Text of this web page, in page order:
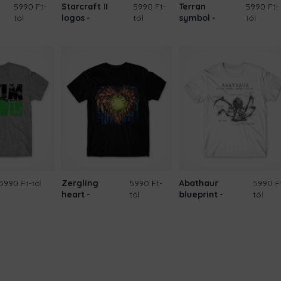
5990 Ft-
tól
Starcraft II
logos
5990 Ft-
tól
Terran
symbol
5990 Ft-
tól
5990 Ft-tól
Zergling
heart
5990 Ft-
tól
Abathaur
blueprint
5990
tól